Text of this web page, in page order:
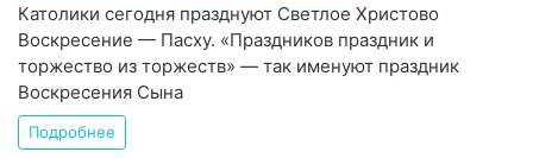
Католики сегодня празднуют Светлое Христово
Воскресение — Пасху. «Праздников праздник и
торжество из торжеств» — так именуют праздник
Воскресения Сына
Подробнее